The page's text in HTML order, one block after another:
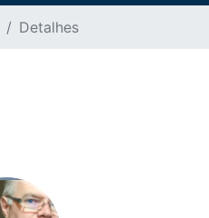
Detalhes